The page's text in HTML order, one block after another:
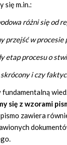
się m.in.:
różni się od
przejść w procesie
etap procesu o
i czy
fundamentalną
się z wzorami
pismo zawiera